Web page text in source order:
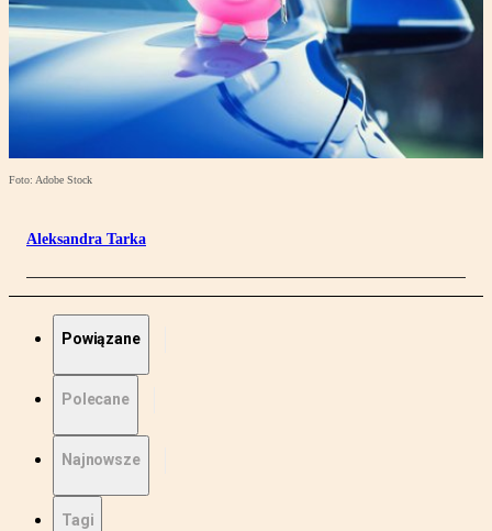
Foto: Adobe Stock
Aleksandra Tarka
Powiązane
Polecane
Najnowsze
Tagi